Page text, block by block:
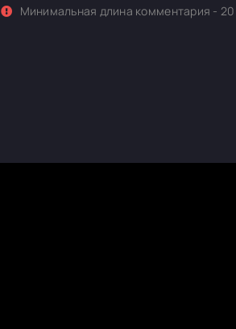
Минимальная длина комментария -